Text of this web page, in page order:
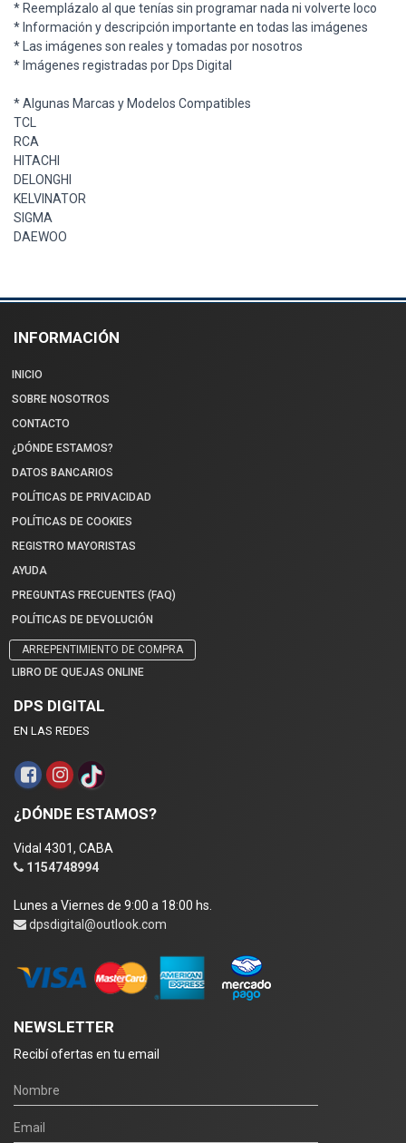
* Reemplázalo al que tenías sin programar nada ni volverte loco
* Información y descripción importante en todas las imágenes
* Las imágenes son reales y tomadas por nosotros
* Imágenes registradas por Dps Digital
* Algunas Marcas y Modelos Compatibles
TCL
RCA
HITACHI
DELONGHI
KELVINATOR
SIGMA
DAEWOO
INFORMACIÓN
INICIO
SOBRE NOSOTROS
CONTACTO
¿DÓNDE ESTAMOS?
DATOS BANCARIOS
POLÍTICAS DE PRIVACIDAD
POLÍTICAS DE COOKIES
REGISTRO MAYORISTAS
AYUDA
PREGUNTAS FRECUENTES (FAQ)
POLÍTICAS DE DEVOLUCIÓN
ARREPENTIMIENTO DE COMPRA
LIBRO DE QUEJAS ONLINE
DPS DIGITAL
EN LAS REDES
¿DÓNDE ESTAMOS?
Vidal 4301, CABA
1154748994
Lunes a Viernes de 9:00 a 18:00 hs.
dpsdigital@outlook.com
NEWSLETTER
Recibí ofertas en tu email